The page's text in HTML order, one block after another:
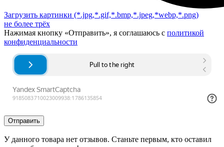
Загрузить картинки (*.jpg,*.gif,*.bmp,*.jpeg,*webp,*.png)
не более трёх
Нажимая кнопку «Отправить», я соглашаюсь с политикой
конфиденциальности
Отправить
У данного товара нет отзывов. Станьте первым, кто оставил